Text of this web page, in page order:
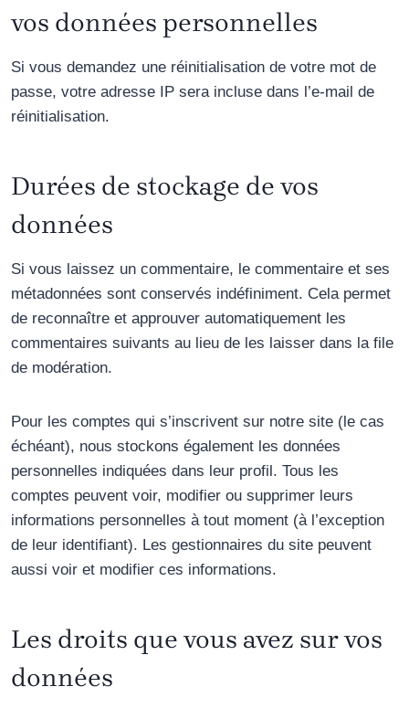
vos données personnelles
Si vous demandez une réinitialisation de votre mot de
passe, votre adresse IP sera incluse dans l’e-mail de
réinitialisation.
Durées de stockage de vos
données
Si vous laissez un commentaire, le commentaire et ses
métadonnées sont conservés indéfiniment. Cela permet
de reconnaître et approuver automatiquement les
commentaires suivants au lieu de les laisser dans la file
de modération.
Pour les comptes qui s’inscrivent sur notre site (le cas
échéant), nous stockons également les données
personnelles indiquées dans leur profil. Tous les
comptes peuvent voir, modifier ou supprimer leurs
informations personnelles à tout moment (à l’exception
de leur identifiant). Les gestionnaires du site peuvent
aussi voir et modifier ces informations.
Les droits que vous avez sur vos
données